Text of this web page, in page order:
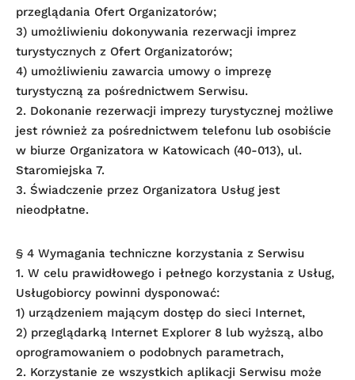
przeglądania Ofert Organizatorów;
3) umożliwieniu dokonywania rezerwacji imprez
turystycznych z Ofert Organizatorów;
4) umożliwieniu zawarcia umowy o imprezę
turystyczną za pośrednictwem Serwisu.
2. Dokonanie rezerwacji imprezy turystycznej możliwe
jest również za pośrednictwem telefonu lub osobiście
w biurze Organizatora w Katowicach (40-013), ul.
Staromiejska 7.
3. Świadczenie przez Organizatora Usług jest
nieodpłatne.
§ 4 Wymagania techniczne korzystania z Serwisu
1. W celu prawidłowego i pełnego korzystania z Usług,
Usługobiorcy powinni dysponować:
1) urządzeniem mającym dostęp do sieci Internet,
2) przeglądarką Internet Explorer 8 lub wyższą, albo
oprogramowaniem o podobnych parametrach,
2. Korzystanie ze wszystkich aplikacji Serwisu może